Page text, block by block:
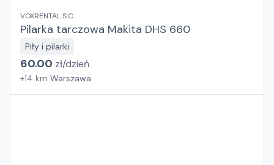
VOXRENTAL S.C
Pilarka tarczowa Makita DHS 660
Piły i pilarki
60.00 zł/dzień
+14 km Warszawa